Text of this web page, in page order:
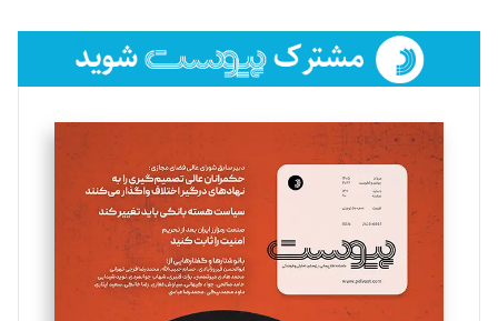
فائزه فتحی رستمی
تحریریه
سروش کرمیان
تحریریه
مینا پاکدل